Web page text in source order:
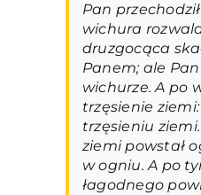
Pan
wichura
druzgocąca
Panem; ale
wichurze. A po
trzęsienie
trzęsieniu
ziemi powstał
w ogniu. A po
łagodnego